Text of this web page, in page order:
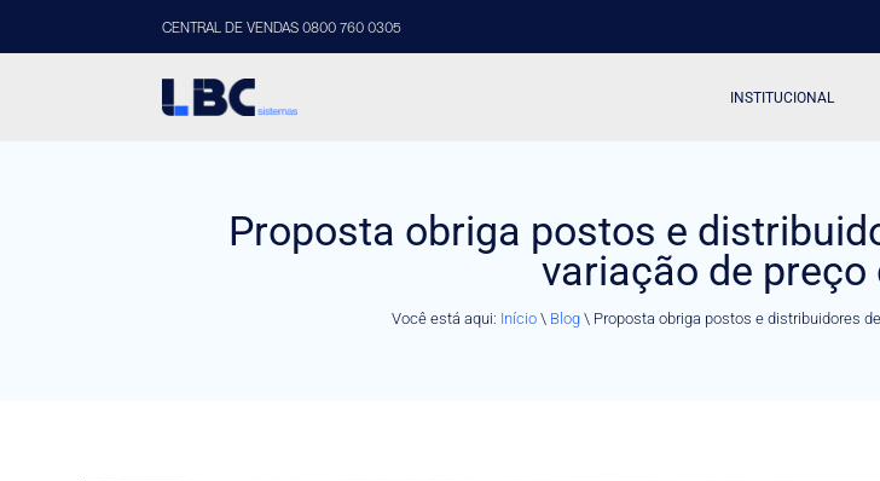
CENTRAL DE VENDAS 0800 760 0305
INSTITUCIONAL
Proposta obriga postos e
variação de preço
Você está aqui: Início \ Blog \ Proposta obriga postos e distribuidores